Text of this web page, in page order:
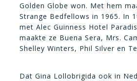
Golden Globe won. Met hem
Strange Bedfellows in 1965. In
met Alec Guinness Hotel
maakte ze Buena Sera, Mrs.
Shelley Winters, Phil Silver en
Dat Gina Lollobrigida ook in